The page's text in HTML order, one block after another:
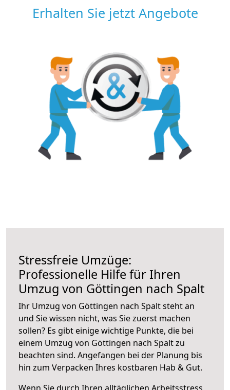
Erhalten Sie jetzt Angebote
Stressfreie Umzüge:
Professionelle Hilfe für Ihren
Umzug von Göttingen nach Spalt
Ihr Umzug von Göttingen nach Spalt steht an
und Sie wissen nicht, was Sie zuerst machen
sollen? Es gibt einige wichtige Punkte, die bei
einem Umzug von Göttingen nach Spalt zu
beachten sind. Angefangen bei der Planung bis
hin zum Verpacken Ihres kostbaren Hab & Gut.